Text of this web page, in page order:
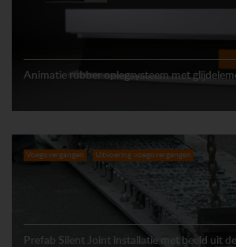
Animatie rubber oplegsysteem met
Voegovergangen Uitvoering voegovergangen
Prefab Silent Joint installatie met beeld uit